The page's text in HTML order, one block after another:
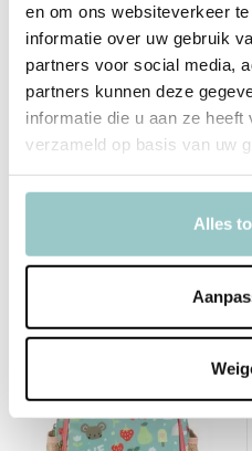
en om ons websiteverkeer
informatie over uw gebruik
partners voor social media,
partners kunnen deze
informatie die u aan ze
verzameld op basis van uw
Alles
SKU
EAN
A
Collectie Joy
Toon meer
Bekijk ook deze must-haves